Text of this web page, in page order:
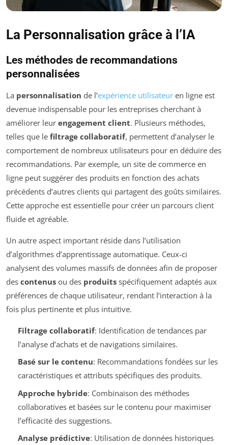
La Personnalisation grâce à l’IA
Les méthodes de recommandations
personnalisées
La personnalisation de l’expérience utilisateur en ligne est
devenue indispensable pour les entreprises cherchant à
améliorer leur engagement client. Plusieurs méthodes,
telles que le filtrage collaboratif, permettent d’analyser le
comportement de nombreux utilisateurs pour en déduire des
recommandations. Par exemple, un site de commerce en
ligne peut suggérer des produits en fonction des achats
précédents d’autres clients qui partagent des goûts similaires.
Cette approche est essentielle pour créer un parcours client
fluide et agréable.
Un autre aspect important réside dans l’utilisation
d’algorithmes d’apprentissage automatique. Ceux-ci
analysent des volumes massifs de données afin de proposer
des contenus ou des produits spécifiquement adaptés aux
préférences de chaque utilisateur, rendant l’interaction à la
fois plus pertinente et plus intuitive.
Filtrage collaboratif: Identification de tendances par
l’analyse d’achats et de navigations similaires.
Basé sur le contenu: Recommandations fondées sur les
caractéristiques et attributs spécifiques des produits.
Approche hybride: Combinaison des méthodes
collaboratives et basées sur le contenu pour maximiser
l’efficacité des suggestions.
Analyse prédictive: Utilisation de données historiques